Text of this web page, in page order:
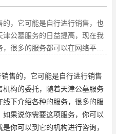
，它可能是自行进行销售，也
公墓服务的日益提高，现在我
很多的服务都可以在网络平台
售的，它可能是自行进行销售
机构的委托，随着天津公墓服务
下介绍各种的服务，很多的服
果说你需要这项服务，你可以
你可以到它的机构进行咨询，